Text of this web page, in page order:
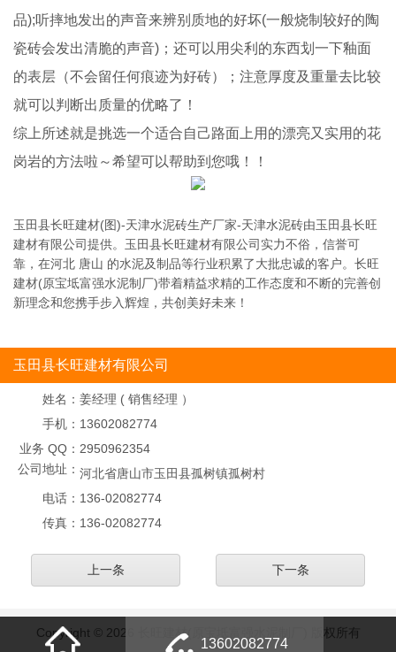
品);听摔地发出的声音来辨别质地的好坏(一般烧制较好的陶
瓷砖会发出清脆的声音)；还可以用尖利的东西划一下釉面
的表层（不会留任何痕迹为好砖）；注意厚度及重量去比较
就可以判断出质量的优略了！
综上所述就是挑选一个适合自己路面上用的漂亮又实用的花
岗岩的方法啦～希望可以帮助到您哦！！
玉田县长旺建材(图)-天津水泥砖生产厂家-天津水泥砖由玉田县长旺
建材有限公司提供。玉田县长旺建材有限公司实力不俗，信誉可
靠，在河北 唐山 的水泥及制品等行业积累了大批忠诚的客户。长旺
建材(原宝坻富强水泥制厂)带着精益求精的工作态度和不断的完善创
新理念和您携手步入辉煌，共创美好未来！
玉田县长旺建材有限公司
姓名： 姜经理 ( 销售经理 ）
手机： 13602082774
业务 QQ： 2950962354
公司地址： 河北省唐山市玉田县孤树镇孤树村
电话： 136-02082774
传真： 136-02082774
上一条 下一条
Copyright © 2026 长旺建材(原宝坻富强水泥制厂) 版权所有
13602082774